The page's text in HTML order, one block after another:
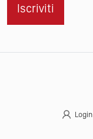
Iscriviti
Login